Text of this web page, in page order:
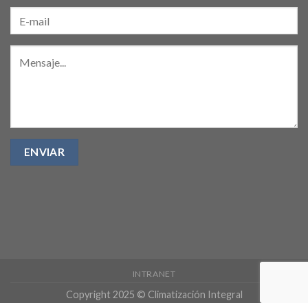
INTRANET
Copyright 2025 © Climatización Integral